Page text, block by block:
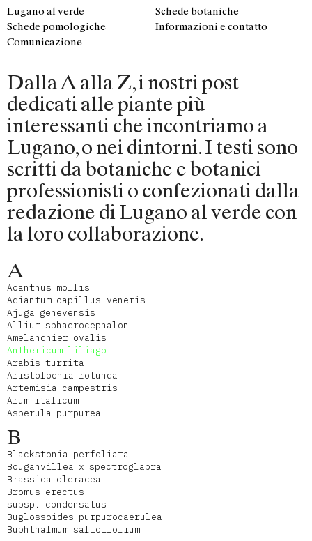
Lugano al verde
Schede botaniche
Schede pomologiche
Informazioni e contatto
Comunicazione
Dalla A alla Z, i nostri post
dedicati alle piante più
interessanti che incontriamo a
Lugano, o nei dintorni. I testi sono
scritti da botaniche e botanici
professionisti o confezionati dalla
redazione di Lugano al verde con
la loro collaborazione.
A
Acanthus mollis
Adiantum capillus-veneris
Ajuga genevensis
Allium sphaerocephalon
Amelanchier ovalis
Anthericum liliago
Arabis turrita
Aristolochia rotunda
Artemisia campestris
Arum italicum
Asperula purpurea
B
Blackstonia perfoliata
Bouganvillea x spectroglabra
Brassica oleracea
Bromus erectus
subsp. condensatus
Buglossoides purpurocaerulea
Buphthalmum salicifolium